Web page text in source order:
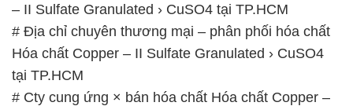
– II Sulfate Granulated › CuSO4 tại TP.HCM
# Địa chỉ chuyên thương mại – phân phối hóa chất
Hóa chất Copper – II Sulfate Granulated › CuSO4
tại TP.HCM
# Cty cung ứng × bán hóa chất Hóa chất Copper –